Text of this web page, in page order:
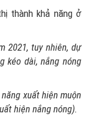
thành khả năng ở
2021, tuy nhiên, dự
kéo dài, nắng nóng
xuất hiện muộn
hiện nắng nóng).